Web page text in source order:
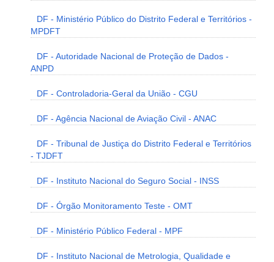
DF - Ministério Público do Distrito Federal e Territórios -
MPDFT
DF - Autoridade Nacional de Proteção de Dados -
ANPD
DF - Controladoria-Geral da União - CGU
DF - Agência Nacional de Aviação Civil - ANAC
DF - Tribunal de Justiça do Distrito Federal e Territórios
- TJDFT
DF - Instituto Nacional do Seguro Social - INSS
DF - Órgão Monitoramento Teste - OMT
DF - Ministério Público Federal - MPF
DF - Instituto Nacional de Metrologia, Qualidade e